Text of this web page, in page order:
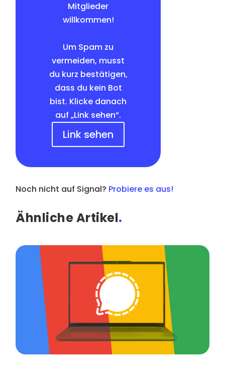
Mitglieder
willkommen!
Um Spam zu
vermeiden, musst
du kurz bestätigen,
dass du kein Bot
bist. Klicke danach
auf „Link sehen“.
Link sehen
Noch nicht auf Signal? Probiere es aus!
Ähnliche Artikel.